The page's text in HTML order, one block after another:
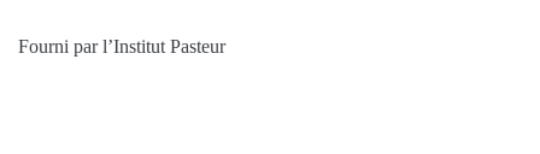
Fourni par l’Institut Pasteur